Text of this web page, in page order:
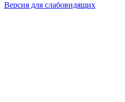
Версия для слабовидящих